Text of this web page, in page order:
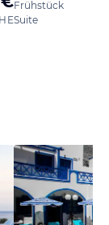
Frühstück
Suite